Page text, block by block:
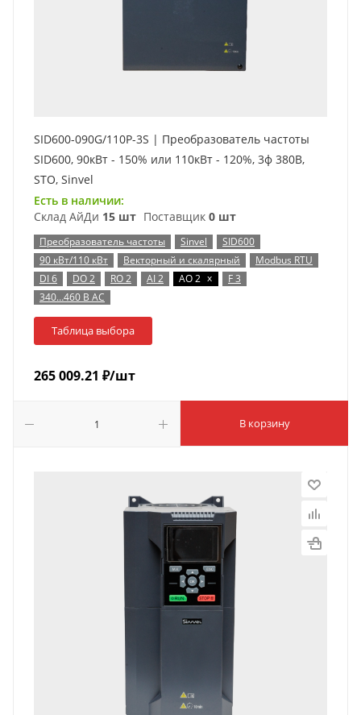
SID600-090G/110P-3S | Преобразователь частоты
SID600, 90кВт - 150% или 110кВт - 120%, 3ф 380В,
STO, Sinvel
Есть в наличии:
Склад АйДи 15 шт Поставщик 0 шт
Преобразователь частоты Sinvel
SID600
90 кВт/110 кВт
Векторный и скалярный
Modbus RTU
DI 6
DO 2 RO 2 AI 2 AO 2 x
F 3
340…460 В AC
Таблица выбора
265 009.21 ₽/шт
В корзину